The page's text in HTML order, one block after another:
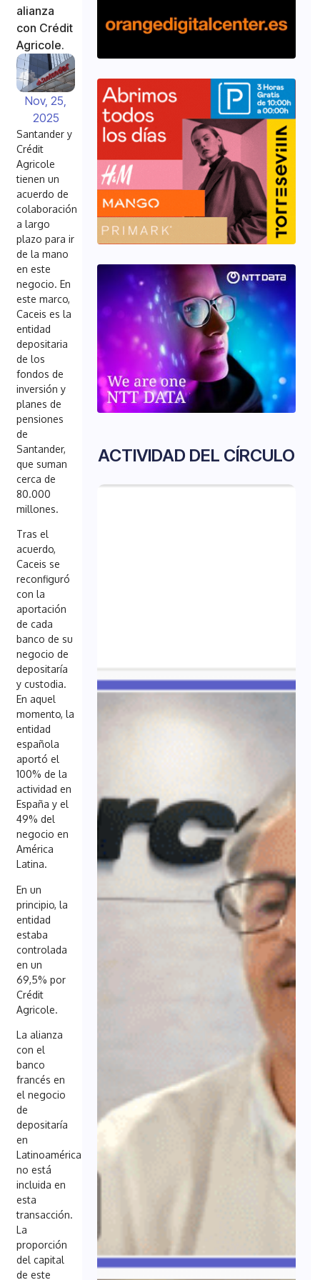
alianza
con Crédit
Agricole.
Nov, 25,
2025
Santander y
Crédit
Agricole
tienen un
acuerdo de
colaboración
a largo
plazo para ir
de la mano
en este
negocio. En
este marco,
Caceis es la
entidad
depositaria
de los
fondos de
inversión y
planes de
pensiones
de
Santander,
que suman
cerca de
80.000
millones.
Tras el
acuerdo,
Caceis se
reconfiguró
con la
aportación
de cada
banco de su
negocio de
depositaría
y custodia.
En aquel
momento, la
entidad
española
aportó el
100% de la
actividad en
España y el
49% del
negocio en
América
Latina.
En un
principio, la
entidad
estaba
controlada
en un
69,5% por
Crédit
Agricole.
La alianza
con el
banco
francés en
el negocio
de
depositaría
en
Latinoamérica
no está
incluida en
esta
transacción.
La
proporción
del capital
de este
ACTIVIDAD DEL CÍRCULO